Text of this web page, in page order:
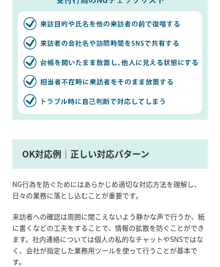
OK対応例｜正しい対応パターン
NG行為を防ぐためにはあらかじめ適切な対応方法を理解し、
日々の業務に落とし込むことが重要です。
来訪者への確認は周囲に聞こえないよう静かな声で行うか、紙
に書くなどの工夫をすることで、情報の拡散を防ぐことができ
ます。社内連絡については個人の私的なチャットやSNSではな
く、会社が指定した業務用ツールを使って行うことが基本で
す。